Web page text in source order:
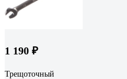
1 190 ₽
Трещоточный